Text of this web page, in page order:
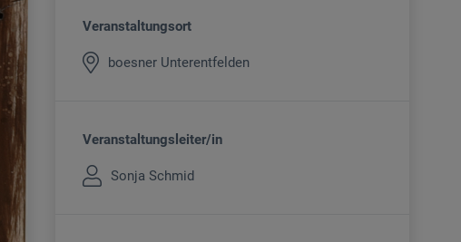
Veranstaltungsort
boesner Unterentfelden
Veranstaltungsleiter/in
Sonja Schmid